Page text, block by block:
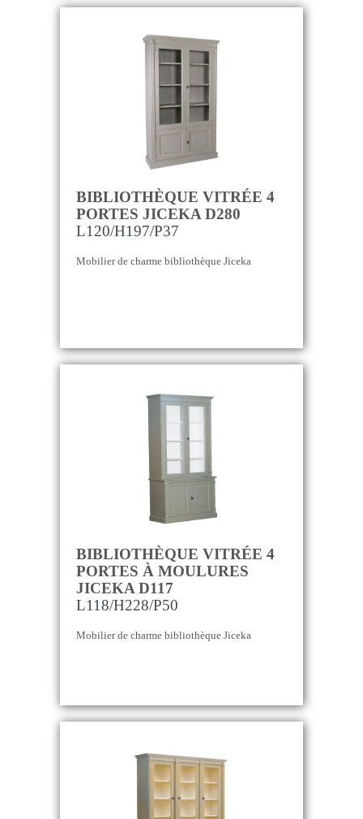
BIBLIOTHÈQUE VITRÉE 4
PORTES JICEKA D280
L120/H197/P37
Mobilier de charme bibliothèque Jiceka
BIBLIOTHÈQUE VITRÉE 4
PORTES À MOULURES
JICEKA D117
L118/H228/P50
Mobilier de charme bibliothèque Jiceka